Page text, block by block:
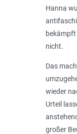
Hanna
bekämpft
nicht.
Das
wieder
Urteil
großer